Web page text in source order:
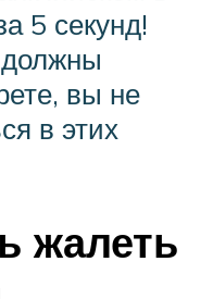
5 секунд!
вы не
в этих
жалеть